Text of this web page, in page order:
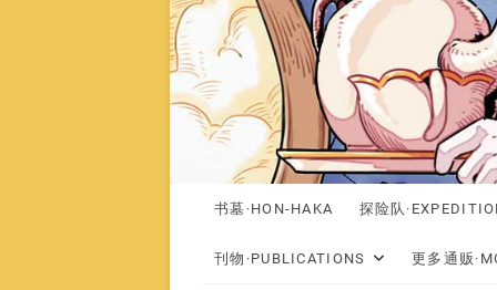
书墓·HON-HAKA 探险队
刊物·PUBLICATIONS 更多通贩